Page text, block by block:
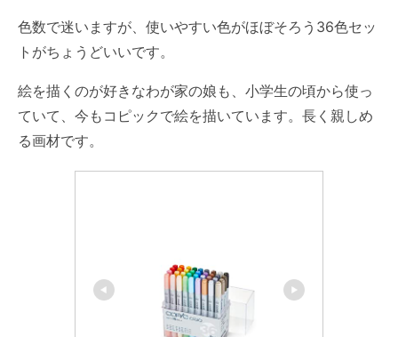
色数で迷いますが、使いやすい色がほぼそろう36色セッ
トがちょうどいいです。
絵を描くのが好きなわが家の娘も、小学生の頃から使っ
ていて、今もコピックで絵を描いています。長く親しめ
る画材です。